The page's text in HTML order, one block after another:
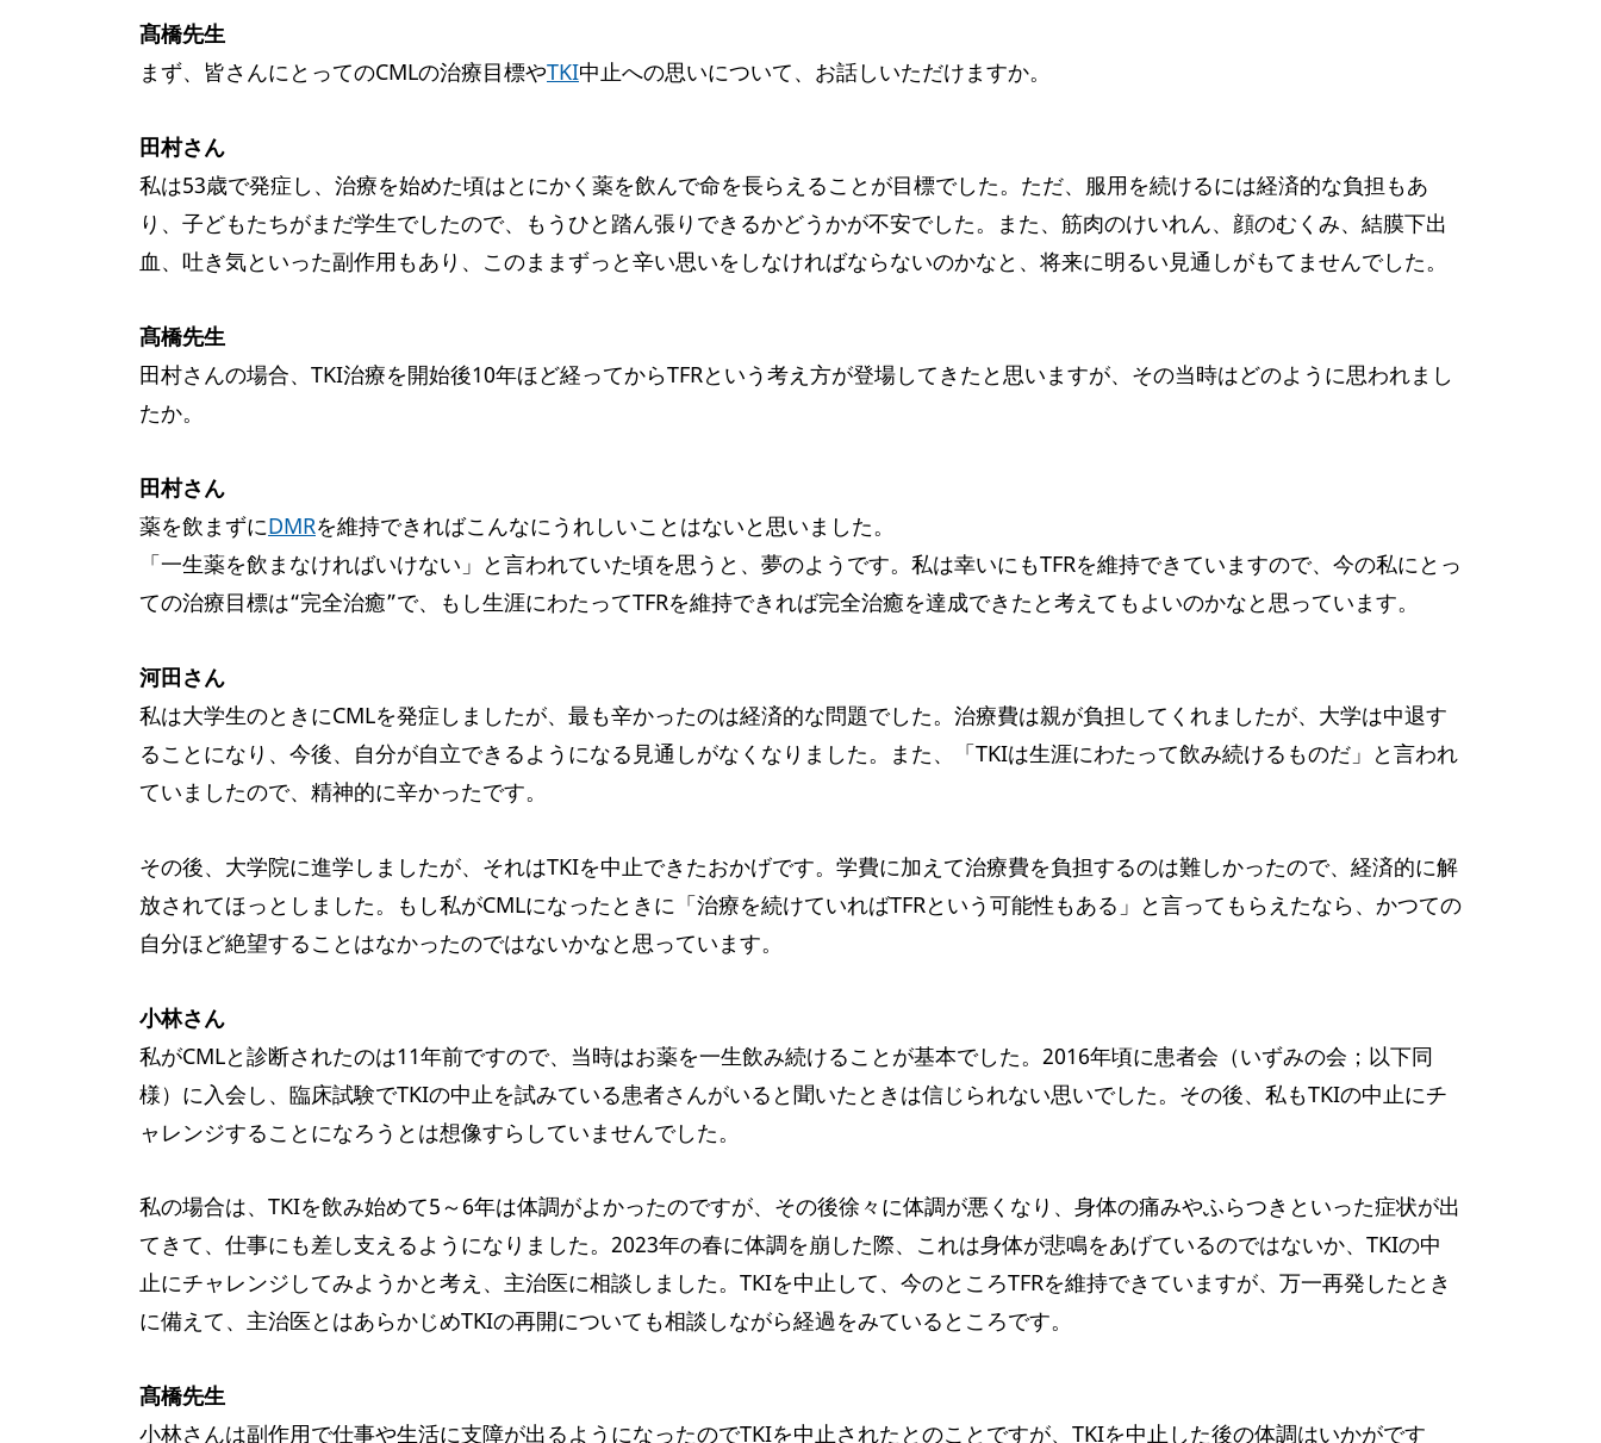
髙橋先生
まず、皆さんにとってのCMLの治療目標やTKI中止への思いについて、お話しいただけますか。
田村さん
私は53歳で発症し、治療を始めた頃はとにかく薬を飲んで命を長らえることが目標でした。ただ、服用を続けるには経済的な負担もあ
り、子どもたちがまだ学生でしたので、もうひと踏ん張りできるかどうかが不安でした。また、筋肉のけいれん、顔のむくみ、結膜下出
血、吐き気といった副作用もあり、このままずっと辛い思いをしなければならないのかなと、将来に明るい見通しがもてませんでした。
髙橋先生
田村さんの場合、TKI治療を開始後10年ほど経ってからTFRという考え方が登場してきたと思いますが、その当時はどのように思われまし
たか。
田村さん
薬を飲まずにDMRを維持できればこんなにうれしいことはないと思いました。
「一生薬を飲まなければいけない」と言われていた頃を思うと、夢のようです。私は幸いにもTFRを維持できていますので、今の私にとっ
ての治療目標は“完全治癒”で、もし生涯にわたってTFRを維持できれば完全治癒を達成できたと考えてもよいのかなと思っています。
河田さん
私は大学生のときにCMLを発症しましたが、最も辛かったのは経済的な問題でした。治療費は親が負担してくれましたが、大学は中退す
ることになり、今後、自分が自立できるようになる見通しがなくなりました。また、「TKIは生涯にわたって飲み続けるものだ」と言われ
ていましたので、精神的に辛かったです。
その後、大学院に進学しましたが、それはTKIを中止できたおかげです。学費に加えて治療費を負担するのは難しかったので、経済的に解
放されてほっとしました。もし私がCMLになったときに「治療を続けていればTFRという可能性もある」と言ってもらえたなら、かつての
自分ほど絶望することはなかったのではないかなと思っています。
小林さん
私がCMLと診断されたのは11年前ですので、当時はお薬を一生飲み続けることが基本でした。2016年頃に患者会（いずみの会；以下同
様）に入会し、臨床試験でTKIの中止を試みている患者さんがいると聞いたときは信じられない思いでした。その後、私もTKIの中止にチ
ャレンジすることになろうとは想像すらしていませんでした。
私の場合は、TKIを飲み始めて5～6年は体調がよかったのですが、その後徐々に体調が悪くなり、身体の痛みやふらつきといった症状が出
てきて、仕事にも差し支えるようになりました。2023年の春に体調を崩した際、これは身体が悲鳴をあげているのではないか、TKIの中
止にチャレンジしてみようかと考え、主治医に相談しました。TKIを中止して、今のところTFRを維持できていますが、万一再発したとき
に備えて、主治医とはあらかじめTKIの再開についても相談しながら経過をみているところです。
髙橋先生
小林さんは副作用で仕事や生活に支障が出るようになったのでTKIを中止されたとのことですが、TKIを中止した後の体調はいかがです